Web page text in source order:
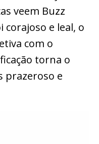
veem Buzz
e leal, o
com o
torna o
prazeroso e